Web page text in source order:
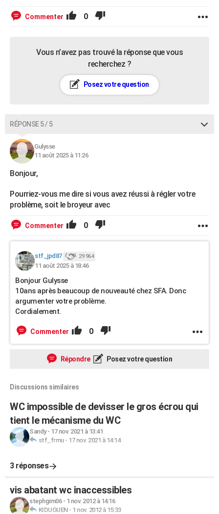
Commenter 0
Vous n’avez pas trouvé la réponse que vous
recherchez ?
Posez votre question
RÉPONSE 5 / 5
Gulysse
11 août 2025 à 11:26
Bonjour,
Pourriez-vous me dire si vous avez réussi à régler votre
problème, soit le broyeur avec
Commenter 0
stf_jpd87 29 964
11 août 2025 à 18:46
Bonjour Gulysse
10ans après beaucoup de nouveauté chez SFA. Donc
argumenter votre problème.
Cordialement.
Commenter 0
Répondre Posez votre question
Discussions similaires
WC impossible de devisser le gros écrou qui
tient le mécanisme du WC
Sandy- 17 nov. 2021 à 13:41
stf_frmu- 17 nov. 2021 à 14:14
3 réponses
vis abatant wc inaccessibles
stephgim06- 1 nov. 2012 à 14:16
KIDUGUEN- 1 nov. 2012 à 15:33